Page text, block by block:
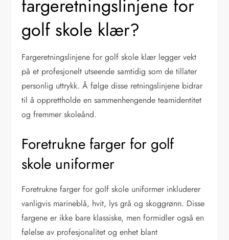
fargeretningslinjene for
golf skole klær?
Fargeretningslinjene for golf skole klær legger vekt
på et profesjonelt utseende samtidig som de tillater
personlig uttrykk. Å følge disse retningslinjene bidrar
til å opprettholde en sammenhengende teamidentitet
og fremmer skoleånd.
Foretrukne farger for golf
skole uniformer
Foretrukne farger for golf skole uniformer inkluderer
vanligvis marineblå, hvit, lys grå og skoggrønn. Disse
fargene er ikke bare klassiske, men formidler også en
følelse av profesjonalitet og enhet blant